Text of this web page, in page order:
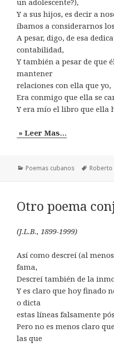
Y a sus hijos, es decir a
íbamos a considerarnos
A pesar, digo, de esa
contabilidad,
Y también a pesar de que
mantener
relaciones con ella que yo,
Era conmigo que ella se
Y era mío el libro que ella
» Leer Mas…
Categorías
Poemas cubanos Roberto
Otro poema
(J.L.B., 1899-1999)
Así como descreí (al
fama,
Descreí también de la
Y es claro que hoy finado
o dicta
estas líneas falsamente
Pero no es menos claro
las que